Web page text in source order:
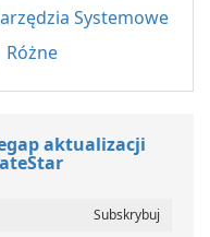
Systemowe
Różne
aktualizacji